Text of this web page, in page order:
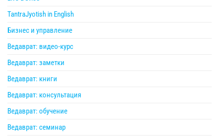
TantraJyotish in English
Бизнес и управление
Ведаврат: видео-курс
Ведаврат: заметки
Ведаврат: книги
Ведаврат: консультация
Ведаврат: обучение
Ведаврат: семинар